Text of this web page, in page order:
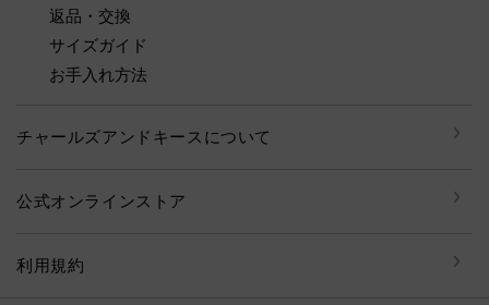
返品・交換
サイズガイド
お手入れ方法
チャールズアンドキースについて
公式オンラインストア
利用規約